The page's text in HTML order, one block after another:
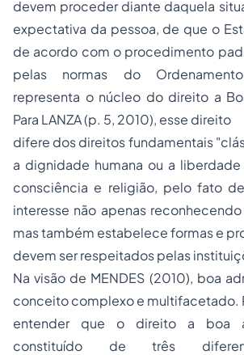
devem proceder diante daquela
expectativa da pessoa, de que o
de acordo com o procedimento
pelas normas do
representa o núcleo do direito a
Para LANZA (p. 5, 2010), esse direito
difere dos direitos fundamentais
a dignidade humana ou a
consciência e religião, pelo fato
interesse não apenas
mas também estabelece formas e
devem ser respeitados pelas
Na visão de MENDES (2010), boa
conceito complexo e multifacetado.
entender que o direito a boa
constituído de três